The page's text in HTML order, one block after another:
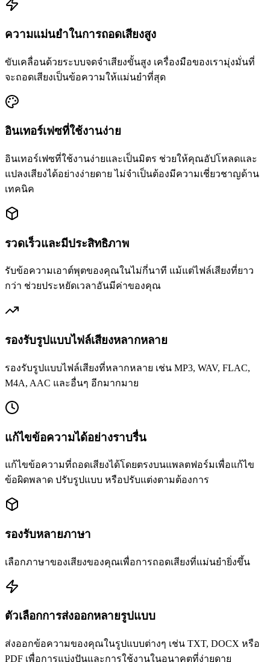
ความแม่นยำในการถอดเสียงสูง
ขับเคลื่อนด้วยระบบจดจำเสียงขั้นสูง เครื่องมือของเรามุ่งมั่นที่
จะถอดเสียงเป็นข้อความให้แม่นยำที่สุด
อินเทอร์เฟซที่ใช้งานง่าย
อินเทอร์เฟซที่ใช้งานง่ายและเป็นมิตร ช่วยให้คุณอัปโหลดและ
แปลงเสียงได้อย่างง่ายดาย ไม่จำเป็นต้องมีความเชี่ยวชาญด้าน
เทคนิค
รวดเร็วและมีประสิทธิภาพ
รับข้อความเอาต์พุตของคุณในไม่กี่นาที แม้แต่ไฟล์เสียงที่ยาว
กว่า ช่วยประหยัดเวลาอันมีค่าของคุณ
รองรับรูปแบบไฟล์เสียงหลากหลาย
รองรับรูปแบบไฟล์เสียงที่หลากหลาย เช่น MP3, WAV, FLAC,
M4A, AAC และอื่นๆ อีกมากมาย
แก้ไขข้อความได้อย่างราบรื่น
แก้ไขข้อความที่ถอดเสียงได้โดยตรงบนแพลตฟอร์มเพื่อแก้ไข
ข้อผิดพลาด ปรับรูปแบบ หรือปรับแต่งตามต้องการ
รองรับหลายภาษา
เลือกภาษาของเสียงของคุณเพื่อการถอดเสียงที่แม่นยำยิ่งขึ้น
ตัวเลือกการส่งออกหลายรูปแบบ
ส่งออกข้อความของคุณในรูปแบบต่างๆ เช่น TXT, DOCX หรือ
PDF เพื่อการแบ่งปันและการใช้งานในอนาคตที่ง่ายดาย